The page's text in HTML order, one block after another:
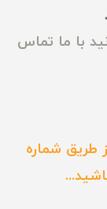
با ما تماس
طریق شماره